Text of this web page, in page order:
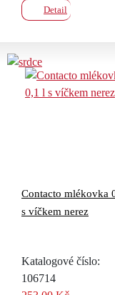
Detail
Contacto mlékovka
s víčkem nerez
Katalogové číslo:
106714